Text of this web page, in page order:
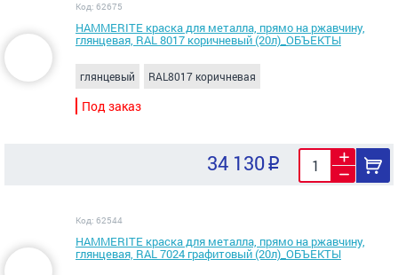
Код: 62675
HAMMERITE краска для металла, прямо на ржавчину,
глянцевая, RAL 8017 коричневый (20л)_ОБЪЕКТЫ
глянцевый RAL8017 коричневая
Под заказ
34 130
Код: 62544
HAMMERITE краска для металла, прямо на ржавчину,
глянцевая, RAL 7024 графитовый (20л)_ОБЪЕКТЫ